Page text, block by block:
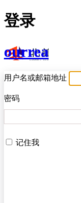
登录
ourrea
用户名或邮箱地址
密码
记住我